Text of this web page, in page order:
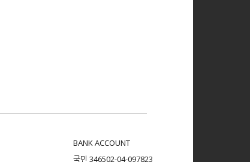
BANK ACCOUNT
국민 346502-04-097823